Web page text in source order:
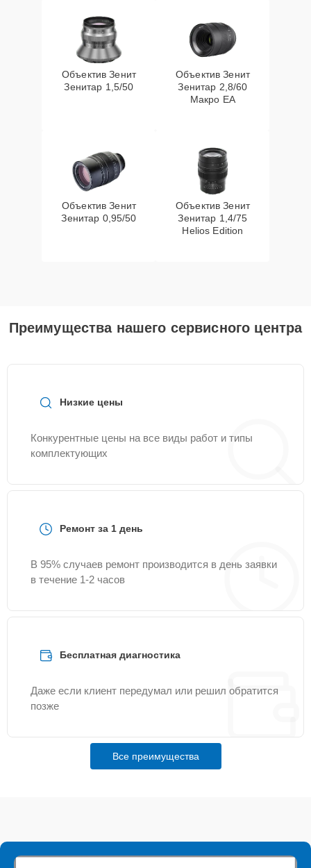
Объектив Зенит
Зенитар 1,5/50
Объектив Зенит
Зенитар 2,8/60
Макро ЕА
Объектив Зенит
Зенитар 0,95/50
Объектив Зенит
Зенитар 1,4/75
Helios Edition
Преимущества нашего сервисного центра
Низкие цены
Конкурентные цены на все виды работ и типы
комплектующих
Ремонт за 1 день
В 95% случаев ремонт производится в день заявки
в течение 1-2 часов
Бесплатная диагностика
Даже если клиент передумал или решил обратится
позже
Все преимущества